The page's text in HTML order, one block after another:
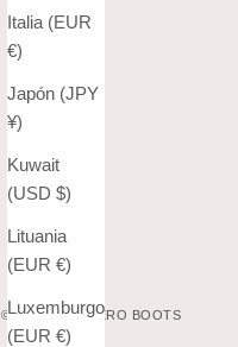
Italia (EUR
€)
Japón (JPY
¥)
Kuwait
(USD $)
Lituania
(EUR €)
Luxemburgo
(EUR €)
© 2026 - VAQUERO BOOTS